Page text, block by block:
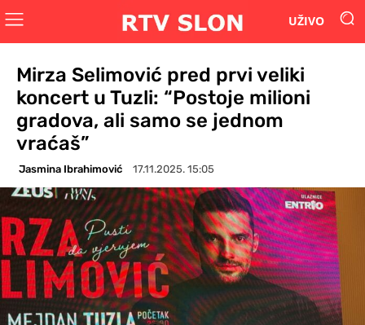
UŽIVO
Mirza Selimović pred prvi veliki
koncert u Tuzli: “Postoje milioni
gradova, ali samo se jednom
vraćaš”
Jasmina Ibrahimović 17.11.2025. 15:05